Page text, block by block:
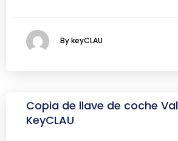
By keyCLAU
Copia de llave de coche
KeyCLAU